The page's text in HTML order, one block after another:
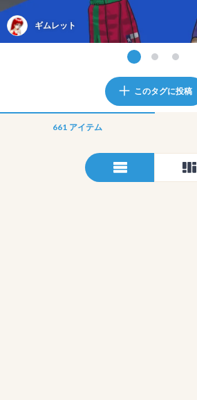
ギムレット
このタグに投稿
661 アイテム